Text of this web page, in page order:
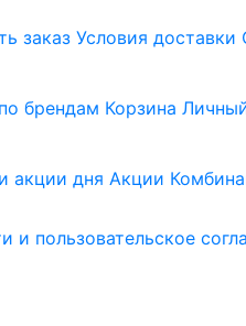
заказ Условия доставки
брендам Корзина
акции дня Акции
и пользовательское